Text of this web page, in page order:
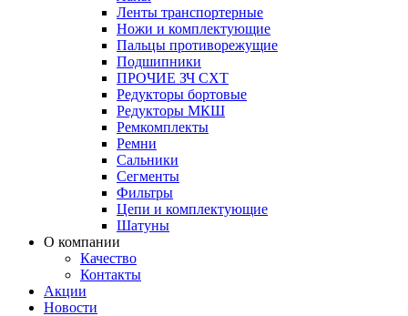
Ленты транспортерные
Ножи и комплектующие
Пальцы противорежущие
Подшипники
ПРОЧИЕ ЗЧ СХТ
Редукторы бортовые
Редукторы МКШ
Ремкомплекты
Ремни
Сальники
Сегменты
Фильтры
Цепи и комплектующие
Шатуны
О компании
Качество
Контакты
Акции
Новости